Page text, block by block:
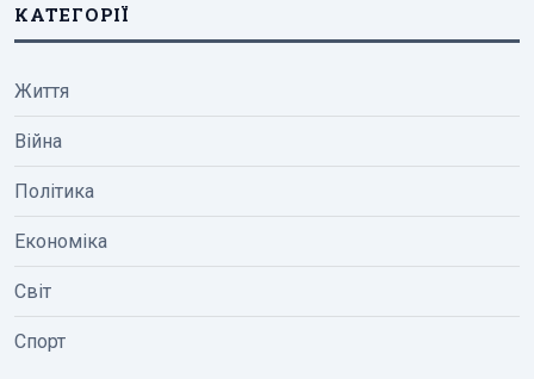
КАТЕГОРІЇ
Життя
Війна
Політика
Економіка
Світ
Спорт